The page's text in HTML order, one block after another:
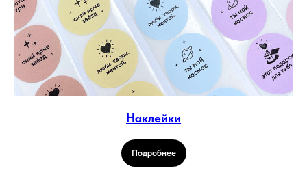
Наклейки
Подробнее